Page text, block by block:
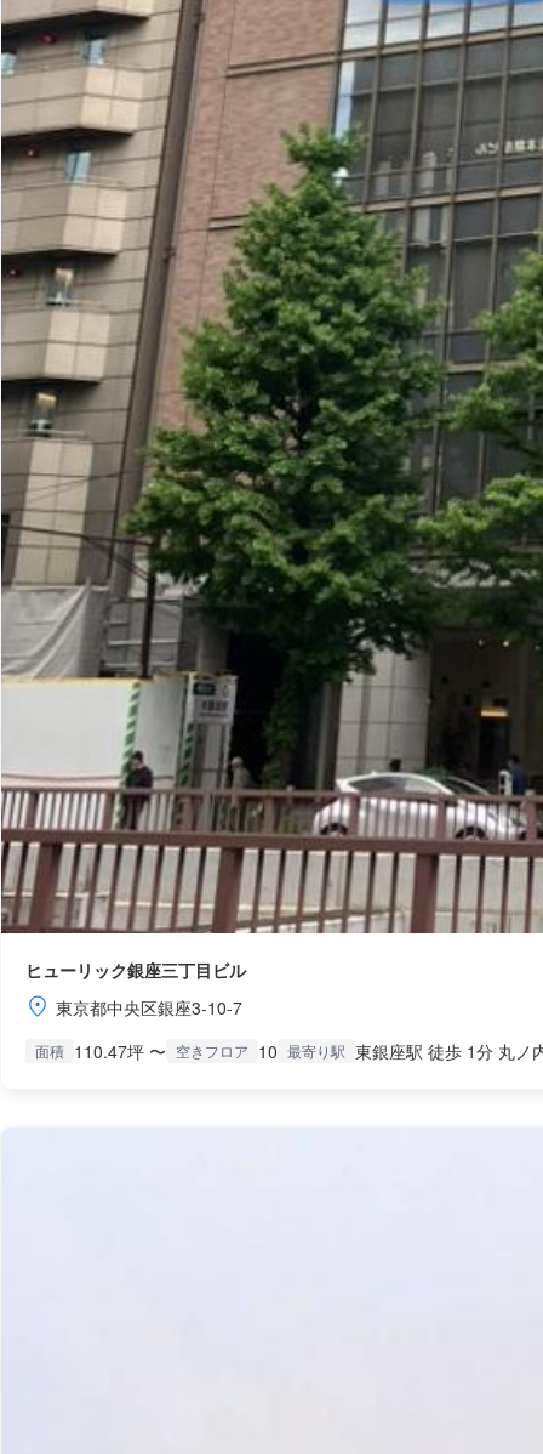
ヒューリック銀座三丁目ビル
東京都中央区銀座3-10-7
面積 110.47坪 〜 空きフロア 10 最寄り駅 東銀座駅 徒歩 1分 丸ノ